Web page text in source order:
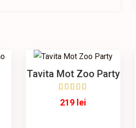
Tavita Mot Zoo Party
219 lei